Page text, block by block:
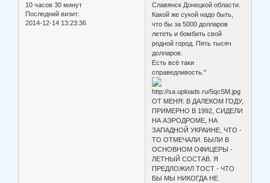
10 часов 30 минут
Последний визит:
2014-12-14 13:23:36
Славянск Донецкой области.
Какой же сукой надо быть,
что бы за 5000 долларов
лететь и бомбить свой
родной город. Пять тысяч
долларов.
Есть всё таки
справедливость."
ОТ МЕНЯ: В ДАЛЕКОМ ГОДУ,
ПРИМЕРНО В 1992, СИДЕЛИ
НА АЭРОДРОМЕ, НА
ЗАПАДНОЙ УКРАИНЕ, ЧТО -
ТО ОТМЕЧАЛИ. БЫЛИ В
ОСНОВНОМ ОФИЦЕРЫ -
ЛЕТНЫЙ СОСТАВ. Я
ПРЕДЛОЖИЛ ТОСТ - ЧТО
БЫ МЫ НИКОГДА НЕ